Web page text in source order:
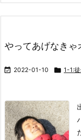
やってあげなきゃ
 2022-01-10  1-1: